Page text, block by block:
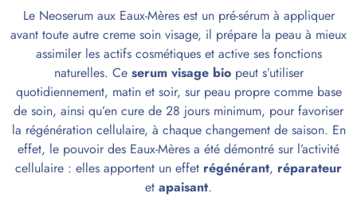
Le Neoserumaux Eaux-Mères est un pré-sérum à appliquer
avant toute autre creme soin visage, il prépare la peau à mieux
assimiler les actifs cosmétiques et active ses fonctions
naturelles. Ce serum visage biopeut s’utiliser
quotidiennement, matin et soir, sur peau propre comme base
de soin, ainsi qu’en cure de 28 jours minimum, pour favoriser
la régénération cellulaire, à chaque changement de saison. En
effet, le pouvoir des Eaux-Mères a été démontré sur l’activité
cellulaire : elles apportent un effet régénérant, réparateur
et apaisant.